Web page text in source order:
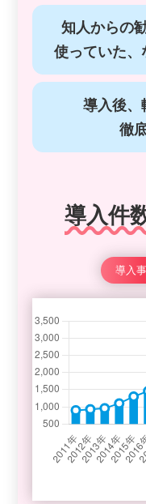
知人からの
使っていた、
導入後、
徹
導入件
導入